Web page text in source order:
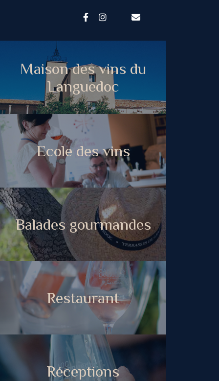
Maison des vins du
Languedoc
Ecole des vins
Balades gourmandes
Restaurant
Réceptions